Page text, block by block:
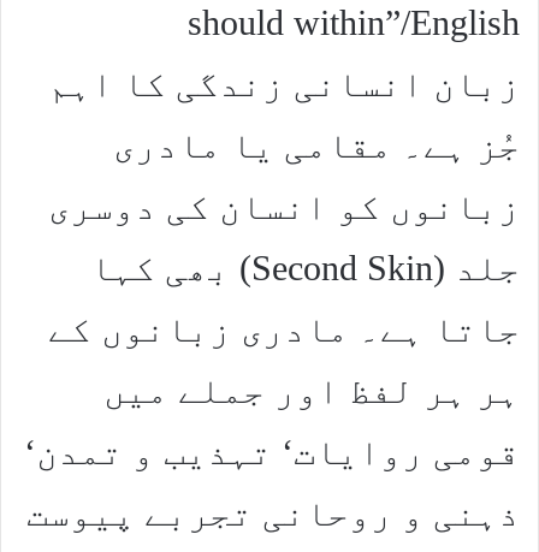
should within”/English
زبان انسانی زندگی کا اہم
جُز ہے۔ مقامی یا مادری
زبانوں کو انسان کی دوسری
جلد (Second Skin) بھی کہا
جاتا ہے۔ مادری زبانوں کے
ہر ہر لفظ اور جملے میں
قومی روایات‘ تہذیب و تمدن‘
ذہنی و روحانی تجربے پیوست